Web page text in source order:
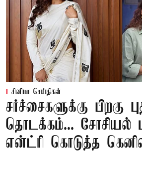
சினிமா செய்திகள்
சர்ச்சைகளுக்கு பிறகு
தொடக்கம்... சோசியல்
என்ட்ரி கொடுத்த